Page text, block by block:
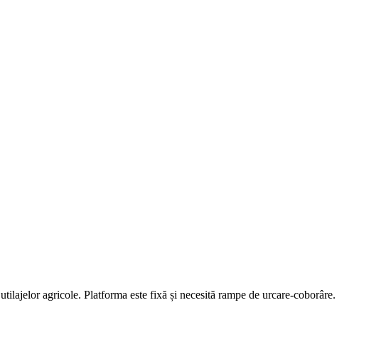
agricole. Platforma este fixă și necesită rampe de urcare-coborâre.